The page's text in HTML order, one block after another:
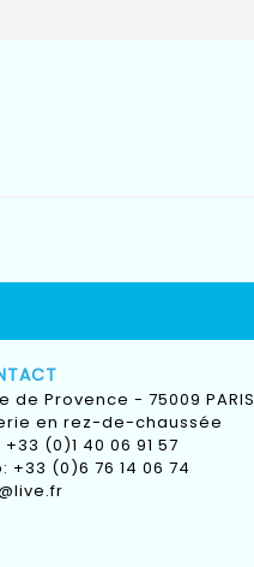
de Provence - 75009 PARIS
en rez-de-chaussée
+33 (0)1 40 06 91 57
+33 (0)6 76 14 06 74